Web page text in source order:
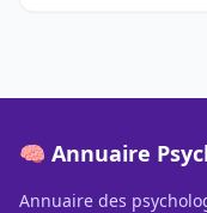
🧠 Annuaire
Annuaire des